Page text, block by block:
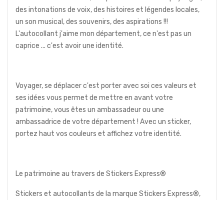
des intonations de voix, des histoires et légendes locales,
un son musical, des souvenirs, des aspirations !!!
L'autocollant j'aime mon département, ce n'est pas un
caprice ... c'est avoir une identité.
Voyager, se déplacer c'est porter avec soi ces valeurs et
ses idées vous permet de mettre en avant votre
patrimoine, vous êtes un ambassadeur ou une
ambassadrice de votre département ! Avec un sticker,
portez haut vos couleurs et affichez votre identité.
Le patrimoine au travers de Stickers Express®
Stickers et autocollants de la marque Stickers Express®,